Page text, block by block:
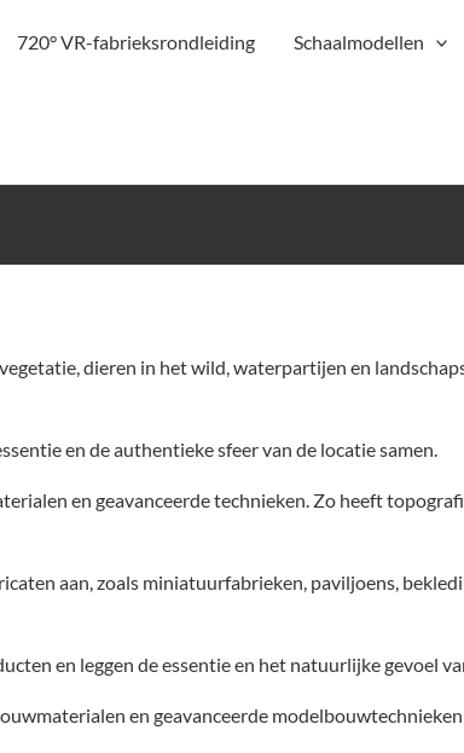
720° VR-fabrieksrondleiding Schaalmodellen
dieren in het wild, waterpartijen en
en de authentieke sfeer van de locatie samen.
en geavanceerde technieken. Zo heeft
aan, zoals miniatuurfabrieken, paviljoens,
en leggen de essentie en het natuurlijke gevoel
en geavanceerde